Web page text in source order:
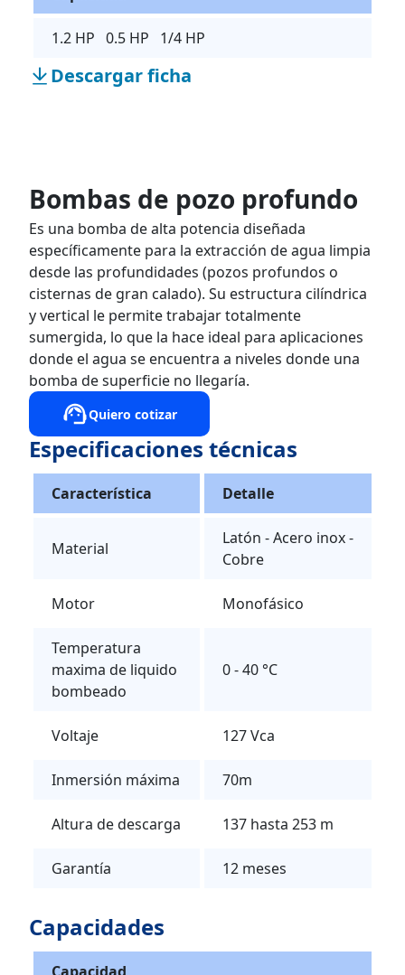
1.2 HP 0.5 HP 1/4 HP
Descargar ficha
Bombas de pozo profundo
Es una bomba de alta potencia diseñada
específicamente para la extracción de agua limpia
desde las profundidades (pozos profundos o
cisternas de gran calado). Su estructura cilíndrica
y vertical le permite trabajar totalmente
sumergida, lo que la hace ideal para aplicaciones
donde el agua se encuentra a niveles donde una
bomba de superficie no llegaría.
Quiero cotizar
Especificaciones técnicas
Característica Detalle
Material
Latón - Acero inox -
Cobre
Motor Monofásico
Temperatura
maxima de liquido
bombeado
0 - 40 °C
Voltaje 127 Vca
Inmersión máxima 70m
Altura de descarga 137 hasta 253 m
Garantía 12 meses
Capacidades